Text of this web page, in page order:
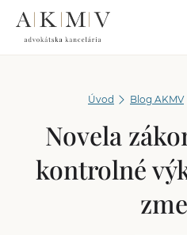
Úvod Blog AKMV
Novela
kontrolné